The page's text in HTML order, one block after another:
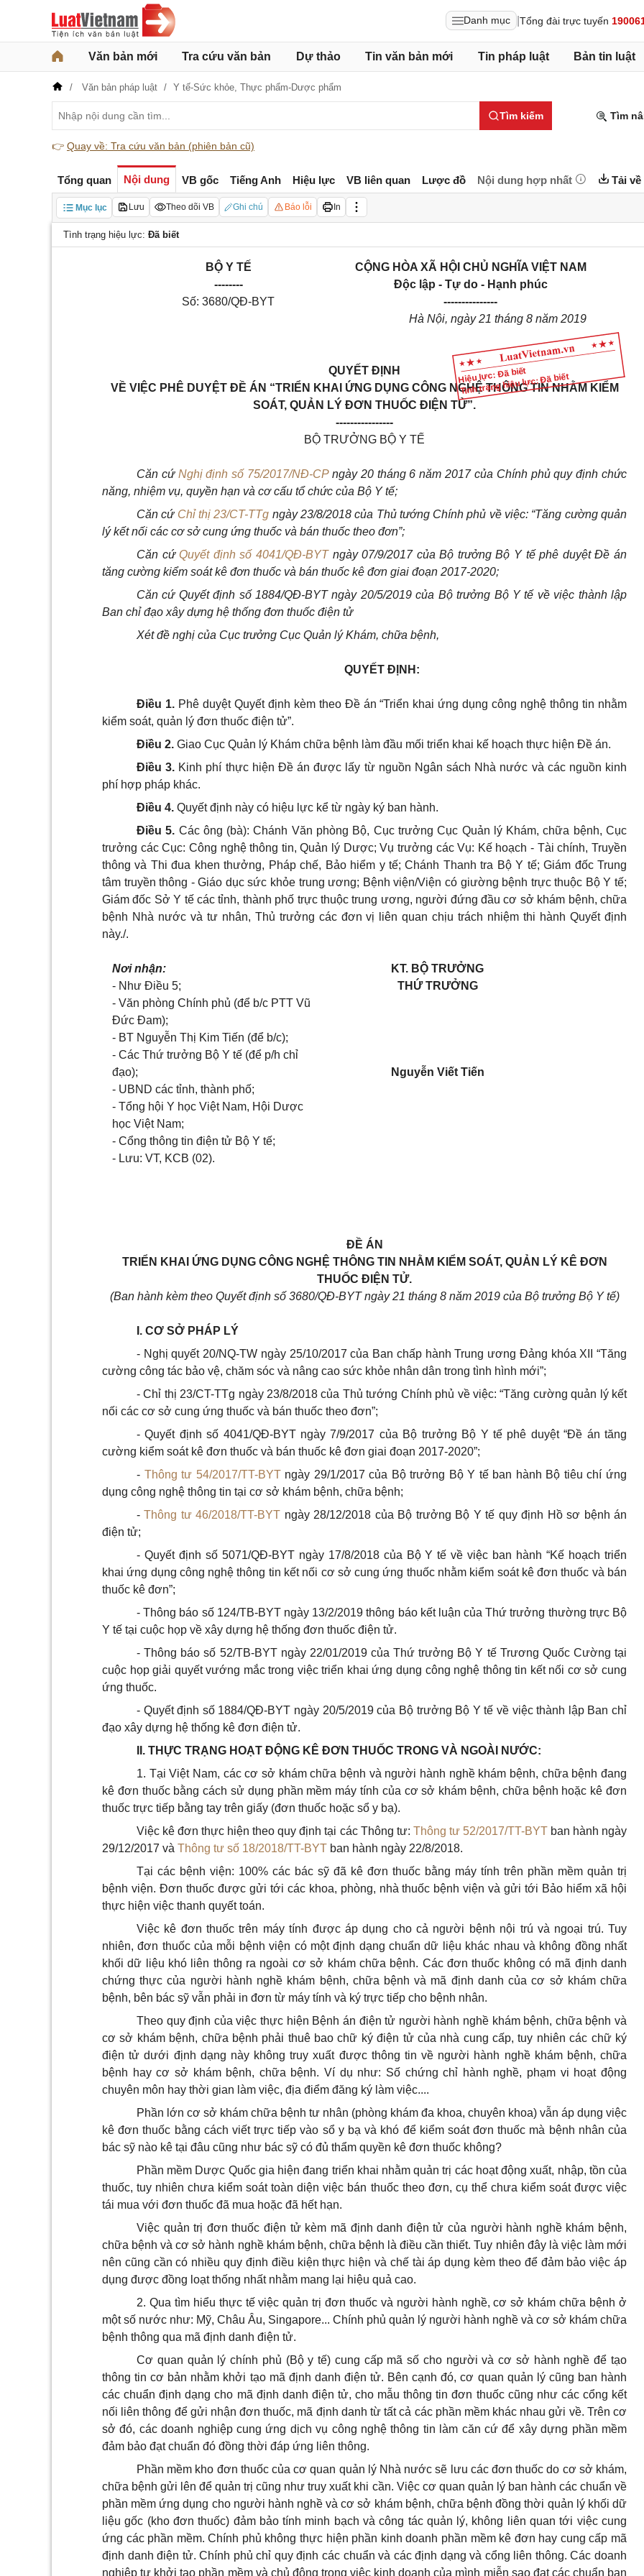
Danh mục Tổng đài trực tuyến
Văn bản mới Tra cứu văn bản Dự thảo Tin văn bản mới Tin pháp luật Bản tin luật
Văn bản pháp luật Y tế-Sức khỏe, Thực phẩm-Dược phẩm
Tìm kiếm Tìm
👉 Quay về: Tra cứu văn bản (phiên bản cũ)
Tổng quan Nội dung VB gốc Tiếng Anh Hiệu lực VB liên quan Lược đồ Nội dung hợp nhất Tải về
Mục lục Lưu Theo dõi VB Ghi chú Báo lỗi In
Tình trạng hiệu lực: Đã biết
Hiệu lực: Đã biết
Tình trạng hiệu lực: Đã biết
BỘ Y TẾ
--------
Số: 3680/QĐ-BYT
CỘNG HÒA XÃ HỘI CHỦ NGHĨA VIỆT NAM
Độc lập - Tự do - Hạnh phúc
---------------
Hà Nội, ngày 21 tháng 8 năm 2019
QUYẾT ĐỊNH
VỀ VIỆC PHÊ DUYỆT ĐỀ ÁN “TRIỂN KHAI ỨNG DỤNG CÔNG NGHỆ THÔNG TIN NHẰM KIỂM
SOÁT, QUẢN LÝ ĐƠN THUỐC ĐIỆN TỬ”.
----------------
BỘ TRƯỞNG BỘ Y TẾ
Căn cứ Nghị định số 75/2017/NĐ-CPngày 20 tháng 6 năm 2017 của Chính phủ quy định chức
năng, nhiệm vụ, quyền hạn và cơ cấu tổ chức của Bộ Y tế;
Căn cứ Chỉ thị 23/CT-TTg ngày 23/8/2018 của Thủ tướng Chính phủ về việc: “Tăng cường quản
lý kết nối các cơ sở cung ứng thuốc và bán thuốc theo đơn”;
Căn cứQuyết định số 4041/QĐ-BYTngày 07/9/2017 của Bộ trưởng Bộ Y tế phê duyệt Đề án
tăng cường kiểm soát kê đơn thuốc và bán thuốc kê đơn giai đoạn 2017-2020;
Căn cứ Quyết định số 1884/QĐ-BYT ngày 20/5/2019 của Bộ trưởng Bộ Y tế về việc thành lập
Ban chỉ đạo xây dựng hệ thống đơn thuốc điện tử
Xét đề nghị của Cục trưởng Cục Quản lý Khám, chữa bệnh,
QUYẾT ĐỊNH:
Điều 1.Phê duyệt Quyết định kèm theo Đề án “Triển khai ứng dụng công nghệ thông tin nhằm
kiểm soát, quản lý đơn thuốc điện tử”.
Điều 2. Giao Cục Quản lý Khám chữa bệnh làm đầu mối triển khai kế hoạch thực hiện Đề án.
Điều 3. Kinh phí thực hiện Đề án được lấy từ nguồn Ngân sách Nhà nước và các nguồn kinh
phí hợp pháp khác.
Điều 4. Quyết định này có hiệu lực kể từ ngày ký ban hành.
Điều 5. Các ông (bà): Chánh Văn phòng Bộ, Cục trưởng Cục Quản lý Khám, chữa bệnh, Cục
trưởng các Cục: Công nghệ thông tin, Quản lý Dược; Vụ trưởng các Vụ: Kế hoạch - Tài chính, Truyền
thông và Thi đua khen thưởng, Pháp chế, Bảo hiểm y tế; Chánh Thanh tra Bộ Y tế; Giám đốc Trung
tâm truyền thông - Giáo dục sức khỏe trung ương; Bệnh viện/Viện có giường bệnh trực thuộc Bộ Y tế;
Giám đốc Sở Y tế các tỉnh, thành phố trực thuộc trung ương, người đứng đầu cơ sở khám bệnh, chữa
bệnh Nhà nước và tư nhân, Thủ trưởng các đơn vị liên quan chịu trách nhiệm thi hành Quyết định
này./.
Nơi nhận:
- Như Điều 5;
- Văn phòng Chính phủ (để b/c PTT Vũ
Đức Đam);
- BT Nguyễn Thị Kim Tiến (để b/c);
- Các Thứ trưởng Bộ Y tế (để p/h chỉ
đạo);
- UBND các tỉnh, thành phố;
- Tổng hội Y học Việt Nam, Hội Dược
học Việt Nam;
- Cổng thông tin điện tử Bộ Y tế;
- Lưu: VT, KCB (02).
KT. BỘ TRƯỞNG
THỨ TRƯỞNG
Nguyễn Viết Tiến
ĐỀ ÁN
TRIỂN KHAI ỨNG DỤNG CÔNG NGHỆ THÔNG TIN NHẰM KIỂM SOÁT, QUẢN LÝ KÊ ĐƠN
THUỐC ĐIỆN TỬ.
(Ban hành kèm theo Quyết định số 3680/QĐ-BYT ngày 21 tháng 8 năm 2019 của Bộ trưởng Bộ Y tế)
I. CƠ SỞ PHÁP LÝ
- Nghị quyết 20/NQ-TW ngày 25/10/2017 của Ban chấp hành Trung ương Đảng khóa XII “Tăng
cường công tác bảo vệ, chăm sóc và nâng cao sức khỏe nhân dân trong tình hình mới”;
- Chỉ thị 23/CT-TTg ngày 23/8/2018 của Thủ tướng Chính phủ về việc: “Tăng cường quản lý kết
nối các cơ sở cung ứng thuốc và bán thuốc theo đơn”;
- Quyết định số 4041/QĐ-BYT ngày 7/9/2017 của Bộ trưởng Bộ Y tế phê duyệt “Đề án tăng
cường kiểm soát kê đơn thuốc và bán thuốc kê đơn giai đoạn 2017-2020”;
- Thông tư 54/2017/TT-BYTngày 29/1/2017 của Bộ trưởng Bộ Y tế ban hành Bộ tiêu chí ứng
dụng công nghệ thông tin tại cơ sở khám bệnh, chữa bệnh;
-Thông tư 46/2018/TT-BYT ngày 28/12/2018 của Bộ trưởng Bộ Y tế quy định Hồ sơ bệnh án
điện tử;
- Quyết định số 5071/QĐ-BYT ngày 17/8/2018 của Bộ Y tế về việc ban hành “Kế hoạch triển
khai ứng dụng công nghệ thông tin kết nối cơ sở cung ứng thuốc nhằm kiểm soát kê đơn thuốc và bán
thuốc kê đơn”;
- Thông báo số 124/TB-BYT ngày 13/2/2019 thông báo kết luận của Thứ trưởng thường trực Bộ
Y tế tại cuộc họp về xây dựng hệ thống đơn thuốc điện tử.
- Thông báo số 52/TB-BYT ngày 22/01/2019 của Thứ trưởng Bộ Y tế Trương Quốc Cường tại
cuộc họp giải quyết vướng mắc trong việc triển khai ứng dụng công nghệ thông tin kết nối cơ sở cung
ứng thuốc.
- Quyết định số 1884/QĐ-BYT ngày 20/5/2019 của Bộ trưởng Bộ Y tế về việc thành lập Ban chỉ
đạo xây dựng hệ thống kê đơn điện tử.
II. THỰC TRẠNG HOẠT ĐỘNG KÊ ĐƠN THUỐC TRONG VÀ NGOÀI NƯỚC:
1. Tại Việt Nam, các cơ sở khám chữa bệnh và người hành nghề khám bệnh, chữa bệnh đang
kê đơn thuốc bằng cách sử dụng phần mềm máy tính của cơ sở khám bệnh, chữa bệnh hoặc kê đơn
thuốc trực tiếp bằng tay trên giấy (đơn thuốc hoặc sổ y bạ).
Việc kê đơn thực hiện theo quy định tại các Thông tư: Thông tư 52/2017/TT-BYTban hành ngày
29/12/2017 và Thông tư số 18/2018/TT-BYT ban hành ngày 22/8/2018.
Tại các bệnh viện: 100% các bác sỹ đã kê đơn thuốc bằng máy tính trên phần mềm quản trị
bệnh viện. Đơn thuốc được gửi tới các khoa, phòng, nhà thuốc bệnh viện và gửi tới Bảo hiểm xã hội
thực hiện việc thanh quyết toán.
Việc kê đơn thuốc trên máy tính được áp dụng cho cả người bệnh nội trú và ngoại trú. Tuy
nhiên, đơn thuốc của mỗi bệnh viện có một định dạng chuẩn dữ liệu khác nhau và không đồng nhất
khối dữ liệu khó liên thông ra ngoài cơ sở khám chữa bệnh. Các đơn thuốc không có mã định danh
chứng thực của người hành nghề khám bệnh, chữa bệnh và mã định danh của cơ sở khám chữa
bệnh, bên bác sỹ vẫn phải in đơn từ máy tính và ký trực tiếp cho bệnh nhân.
Theo quy định của việc thực hiện Bệnh án điện tử người hành nghề khám bệnh, chữa bệnh và
cơ sở khám bệnh, chữa bệnh phải thuê bao chữ ký điện tử của nhà cung cấp, tuy nhiên các chữ ký
điện tử dưới định dạng này không truy xuất được thông tin về người hành nghề khám bệnh, chữa
bệnh hay cơ sở khám bệnh, chữa bệnh. Ví dụ như: Số chứng chỉ hành nghề, phạm vi hoạt động
chuyên môn hay thời gian làm việc, địa điểm đăng ký làm việc....
Phần lớn cơ sở khám chữa bệnh tư nhân (phòng khám đa khoa, chuyên khoa) vẫn áp dụng việc
kê đơn thuốc bằng cách viết trực tiếp vào sổ y bạ và khó để kiểm soát đơn thuốc mà bệnh nhân của
bác sỹ nào kê tại đâu cũng như bác sỹ có đủ thẩm quyền kê đơn thuốc không?
Phần mềm Dược Quốc gia hiện đang triển khai nhằm quản trị các hoạt động xuất, nhập, tồn của
thuốc, tuy nhiên chưa kiểm soát toàn diện việc bán thuốc theo đơn, cụ thể chưa kiểm soát được việc
tái mua với đơn thuốc đã mua hoặc đã hết hạn.
Việc quản trị đơn thuốc điện tử kèm mã định danh điện tử của người hành nghề khám bệnh,
chữa bệnh và cơ sở hành nghề khám bệnh, chữa bệnh là điều cần thiết. Tuy nhiên đây là việc làm mới
nên cũng cần có nhiều quy định điều kiện thực hiện và chế tài áp dụng kèm theo để đảm bảo việc áp
dụng được đồng loạt thống nhất nhằm mang lại hiệu quả cao.
2. Qua tìm hiểu thực tế việc quản trị đơn thuốc và người hành nghề, cơ sở khám chữa bệnh ở
một số nước như: Mỹ, Châu Âu, Singapore... Chính phủ quản lý người hành nghề và cơ sở khám chữa
bệnh thông qua mã định danh điện tử.
Cơ quan quản lý chính phủ (Bộ y tế) cung cấp mã số cho người và cơ sở hành nghề để tạo
thông tin cơ bản nhằm khởi tạo mã định danh điện tử. Bên cạnh đó, cơ quan quản lý cũng ban hành
các chuẩn định dạng cho mã định danh điện tử, cho mẫu thông tin đơn thuốc cũng như các cổng kết
nối liên thông để gửi nhận đơn thuốc, mã định danh từ tất cả các phần mềm khác nhau gửi về. Trên cơ
sở đó, các doanh nghiệp cung ứng dịch vụ công nghệ thông tin làm căn cứ để xây dựng phần mềm
đảm bảo đạt chuẩn đó đồng thời đáp ứng liên thông.
Phần mềm kho đơn thuốc của cơ quan quản lý Nhà nước sẽ lưu các đơn thuốc do cơ sở khám,
chữa bệnh gửi lên để quản trị cũng như truy xuất khi cần. Việc cơ quan quản lý ban hành các chuẩn về
phần mềm ứng dụng cho người hành nghề và cơ sở khám bệnh, chữa bệnh đồng thời quản lý khối dữ
liệu gốc (kho đơn thuốc) đảm bảo tính minh bạch và công tác quản lý, không liên quan tới việc cung
ứng các phần mềm. Chính phủ không thực hiện phần kinh doanh phần mềm kê đơn hay cung cấp mã
định danh điện tử. Chính phủ chỉ quy định các chuẩn và các định dạng và cổng liên thông. Các doanh
nghiệp tự khởi tạo phần mềm và chủ động trong việc kinh doanh của mình miễn sao đạt các chuẩn ban